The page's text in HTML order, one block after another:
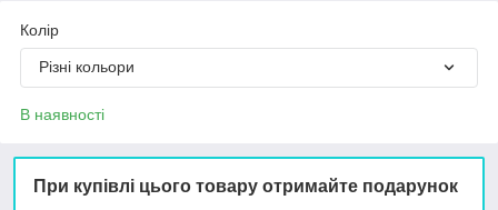
Колір
Різні кольори
В наявності
При купівлі цього товару отримайте подарунок